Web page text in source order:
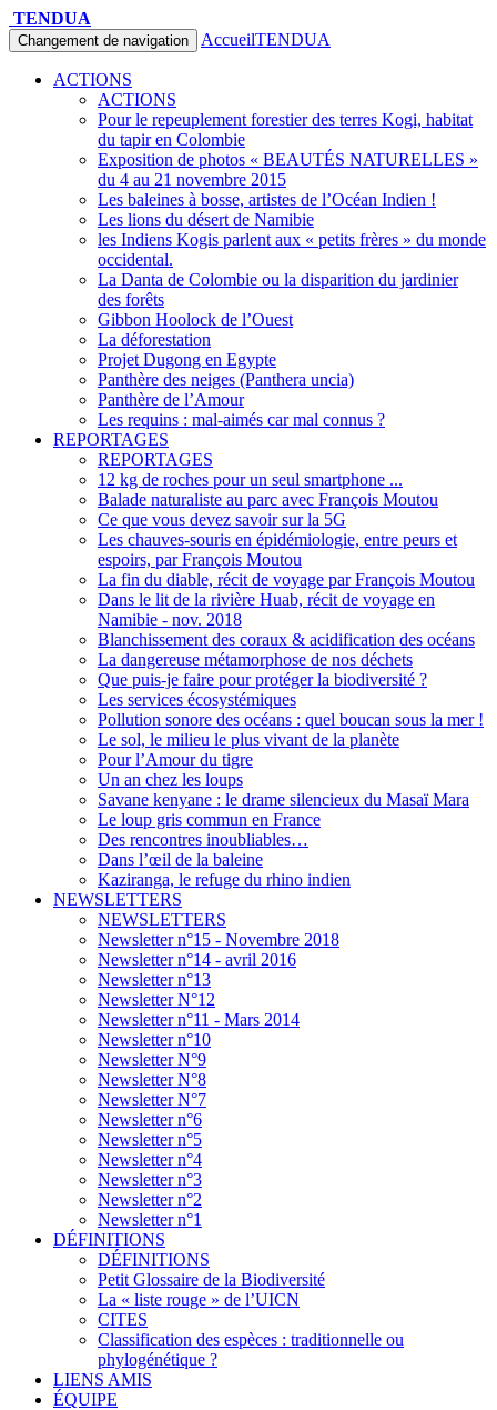
TENDUA
Changement de navigation AccueilTENDUA
ACTIONS
ACTIONS
Pour le repeuplement forestier des terres Kogi, habitat
du tapir en Colombie
Exposition de photos « BEAUTÉS NATURELLES »
du 4 au 21 novembre 2015
Les baleines à bosse, artistes de l’Océan Indien !
Les lions du désert de Namibie
les Indiens Kogis parlent aux « petits frères » du monde
occidental.
La Danta de Colombie ou la disparition du jardinier
des forêts
Gibbon Hoolock de l’Ouest
La déforestation
Projet Dugong en Egypte
Panthère des neiges (Panthera uncia)
Panthère de l’Amour
Les requins : mal-aimés car mal connus ?
REPORTAGES
REPORTAGES
12 kg de roches pour un seul smartphone ...
Balade naturaliste au parc avec François Moutou
Ce que vous devez savoir sur la 5G
Les chauves-souris en épidémiologie, entre peurs et
espoirs, par François Moutou
La fin du diable, récit de voyage par François Moutou
Dans le lit de la rivière Huab, récit de voyage en
Namibie - nov. 2018
Blanchissement des coraux & acidification des océans
La dangereuse métamorphose de nos déchets
Que puis-je faire pour protéger la biodiversité ?
Les services écosystémiques
Pollution sonore des océans : quel boucan sous la mer !
Le sol, le milieu le plus vivant de la planète
Pour l’Amour du tigre
Un an chez les loups
Savane kenyane : le drame silencieux du Masaï Mara
Le loup gris commun en France
Des rencontres inoubliables…
Dans l’œil de la baleine
Kaziranga, le refuge du rhino indien
NEWSLETTERS
NEWSLETTERS
Newsletter n°15 - Novembre 2018
Newsletter n°14 - avril 2016
Newsletter n°13
Newsletter N°12
Newsletter n°11 - Mars 2014
Newsletter n°10
Newsletter N°9
Newsletter N°8
Newsletter N°7
Newsletter n°6
Newsletter n°5
Newsletter n°4
Newsletter n°3
Newsletter n°2
Newsletter n°1
DÉFINITIONS
DÉFINITIONS
Petit Glossaire de la Biodiversité
La « liste rouge » de l’UICN
CITES
Classification des espèces : traditionnelle ou
phylogénétique ?
LIENS AMIS
ÉQUIPE